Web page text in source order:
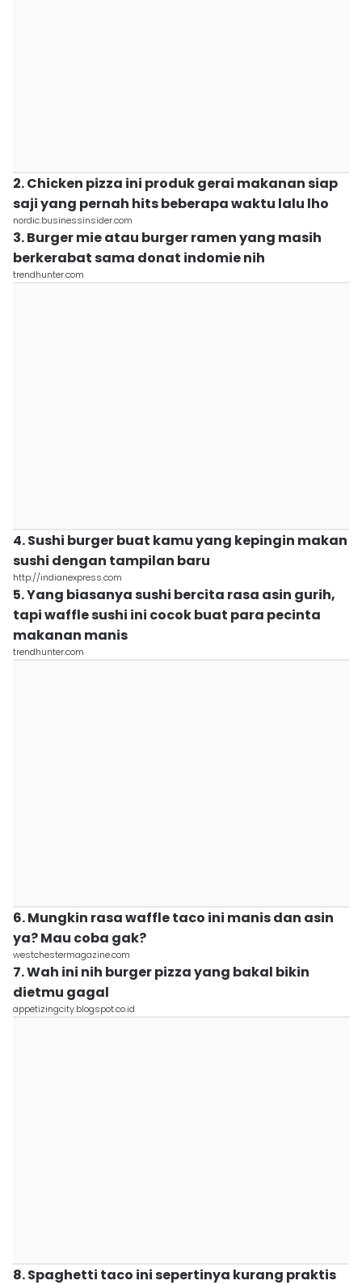
2. Chicken pizza ini produk gerai makanan siap
saji yang pernah hits beberapa waktu lalu lho
nordic.businessinsider.com
3. Burger mie atau burger ramen yang masih
berkerabat sama donat indomie nih
trendhunter.com
4. Sushi burger buat kamu yang kepingin makan
sushi dengan tampilan baru
http://indianexpress.com
5. Yang biasanya sushi bercita rasa asin gurih,
tapi waffle sushi ini cocok buat para pecinta
makanan manis
trendhunter.com
6. Mungkin rasa waffle taco ini manis dan asin
ya? Mau coba gak?
westchestermagazine.com
7. Wah ini nih burger pizza yang bakal bikin
dietmu gagal
appetizingcity.blogspot.co.id
8. Spaghetti taco ini sepertinya kurang praktis